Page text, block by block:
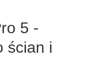
5 -
ścian i